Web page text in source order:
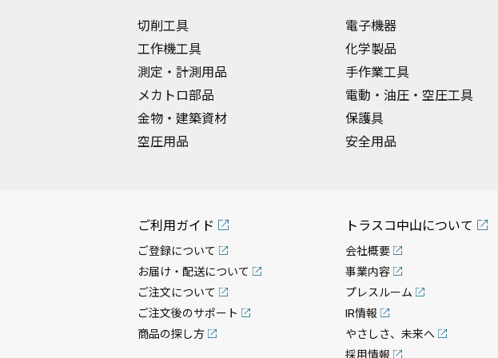
切削工具
工作機工具
測定・計測用品
メカトロ部品
金物・建築資材
空圧用品
電子機器
化学製品
手作業工具
電動・油圧・空圧工具
保護具
安全用品
ご利用ガイド
ご登録について
お届け・配送について
ご注文について
ご注文後のサポート
商品の探し方
トラスコ中山について
会社概要
事業内容
プレスルーム
IR情報
やさしさ、未来へ
採用情報